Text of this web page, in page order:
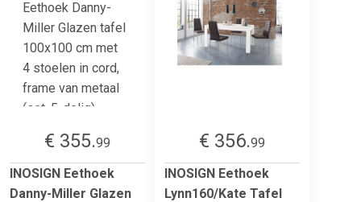
€ 355.99
INOSIGN Eethoek
Danny-Miller Glazen
€ 356.99
INOSIGN Eethoek
Lynn160/Kate Tafel